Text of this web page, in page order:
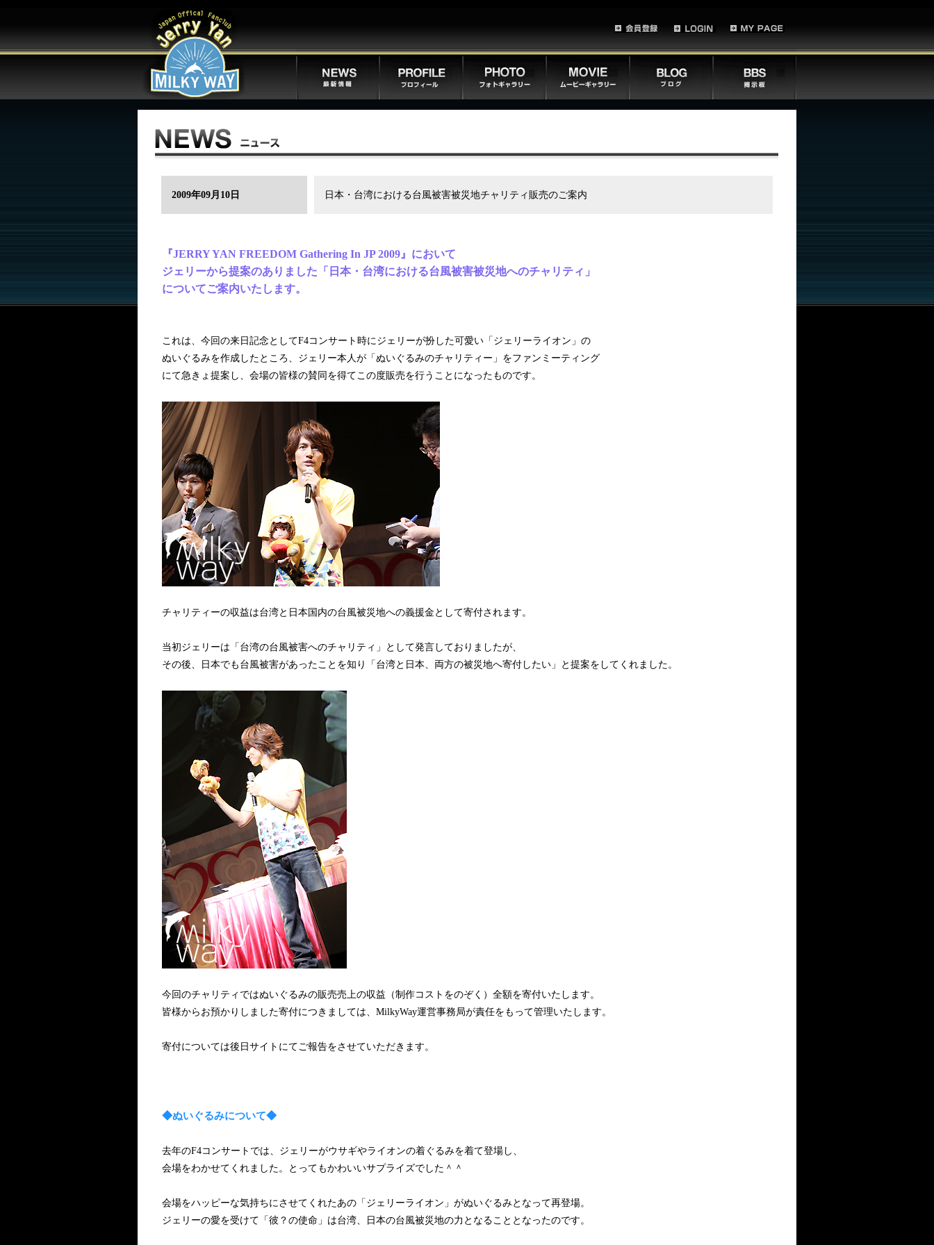
2009年09月10日 日本・台湾における台風被害被災地チャリティ販売のご案内
『JERRY YAN FREEDOM Gathering In JP 2009』において
ジェリーから提案のありました「日本・台湾における台風被害被災地へのチャリティ」
についてご案内いたします。
これは、今回の来日記念としてF4コンサート時にジェリーが扮した可愛い「ジェリーライオン」の
ぬいぐるみを作成したところ、ジェリー本人が「ぬいぐるみのチャリティー」をファンミーティング
にて急きょ提案し、会場の皆様の賛同を得てこの度販売を行うことになったものです。
チャリティーの収益は台湾と日本国内の台風被災地への義援金として寄付されます。
当初ジェリーは「台湾の台風被害へのチャリティ」として発言しておりましたが、
その後、日本でも台風被害があったことを知り「台湾と日本、両方の被災地へ寄付したい」と提案をしてくれました。
今回のチャリティではぬいぐるみの販売売上の収益（制作コストをのぞく）全額を寄付いたします。
皆様からお預かりしました寄付につきましては、MilkyWay運営事務局が責任をもって管理いたします。
寄付については後日サイトにてご報告をさせていただきます。
◆ぬいぐるみについて◆
去年のF4コンサートでは、ジェリーがウサギやライオンの着ぐるみを着て登場し、
会場をわかせてくれました。とってもかわいいサプライズでした＾＾
会場をハッピーな気持ちにさせてくれたあの「ジェリーライオン」がぬいぐるみとなって再登場。
ジェリーの愛を受けて「彼？の使命」は台湾、日本の台風被災地の力となることとなったのです。